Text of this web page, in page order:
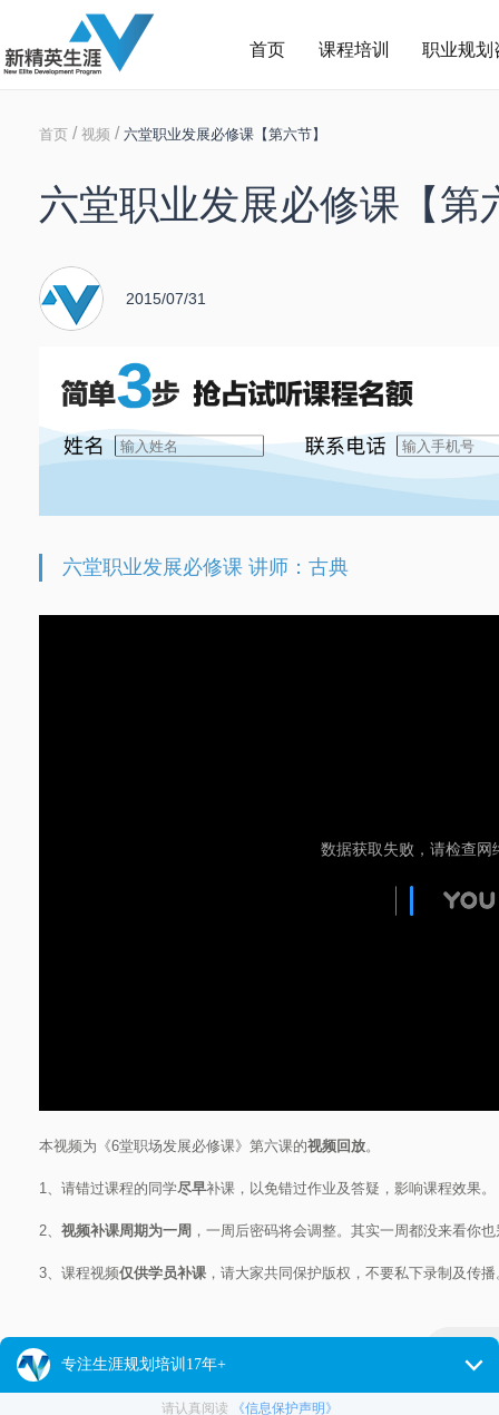
首页 课程培训 职业规划
首页/ 视频 / 六堂职业发展必修课【第六节】
六堂职业发展必修课【第
2015/07/31
六堂职业发展必修课 讲师：古典
本视频为《6堂职场发展必修课》第六课的视频回放。
1、请错过课程的同学尽早补课，以免错过作业及答疑，影响课程效果。
2、 视频补课周期为一周 ，一周后密码将会调整。其实一周都没来看你
3、课程视频仅供学员补课，请大家共同保护版权，不要私下录制及传播